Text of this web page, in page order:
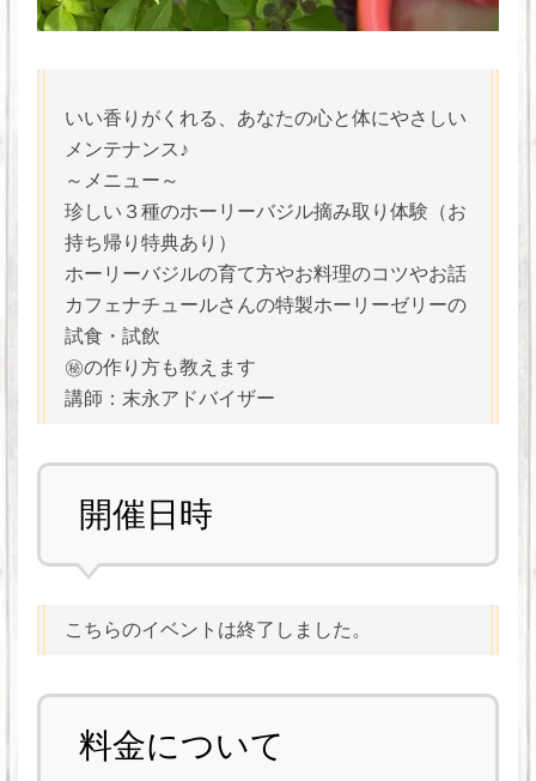
いい香りがくれる、あなたの心と体にやさしい
メンテナンス♪
～メニュー～
珍しい３種のホーリーバジル摘み取り体験（お
持ち帰り特典あり）
ホーリーバジルの育て方やお料理のコツやお話
カフェナチュールさんの特製ホーリーゼリーの
試食・試飲
㊙の作り方も教えます
講師：末永アドバイザー
開催日時
こちらのイベントは終了しました。
料金について